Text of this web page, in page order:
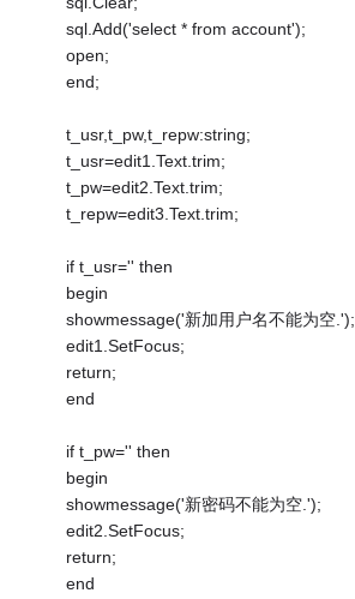
sql.Add('select * from account');
open;
end;
t_usr,t_pw,t_repw:string;
t_usr=edit1.Text.trim;
t_pw=edit2.Text.trim;
t_repw=edit3.Text.trim;
if t_usr='' then
begin
showmessage('新加用户名不能为空.');
edit1.SetFocus;
return;
end
if t_pw='' then
begin
showmessage('新密码不能为空.');
edit2.SetFocus;
return;
end